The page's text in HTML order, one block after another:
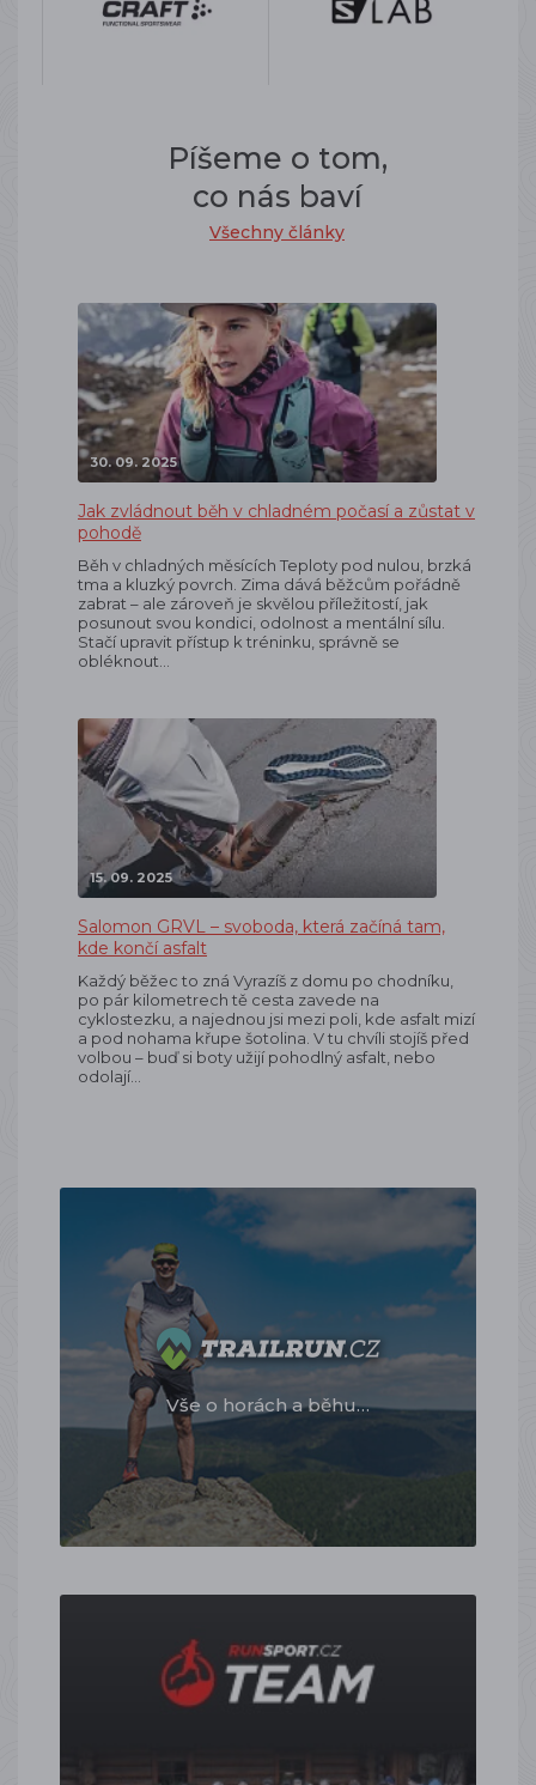
Píšeme o tom,
co nás baví
Všechny články
30. 09. 2025
Jak zvládnout běh v chladném počasí a zůstat v
pohodě
Běh v chladných měsících Teploty pod nulou, brzká
tma a kluzký povrch. Zima dává běžcům pořádně
zabrat – ale zároveň je skvělou příležitostí, jak
posunout svou kondici, odolnost a mentální sílu.
Stačí upravit přístup k tréninku, správně se
obléknout…
15. 09. 2025
Salomon GRVL – svoboda, která začíná tam,
kde končí asfalt
Každý běžec to zná Vyrazíš z domu po chodníku,
po pár kilometrech tě cesta zavede na
cyklostezku, a najednou jsi mezi poli, kde asfalt mizí
a pod nohama křupe šotolina. V tu chvíli stojíš před
volbou – buď si boty užijí pohodlný asfalt, nebo
odolají…
Vše o horách a běhu…